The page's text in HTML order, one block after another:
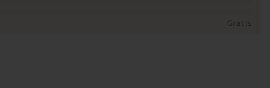
Gratis